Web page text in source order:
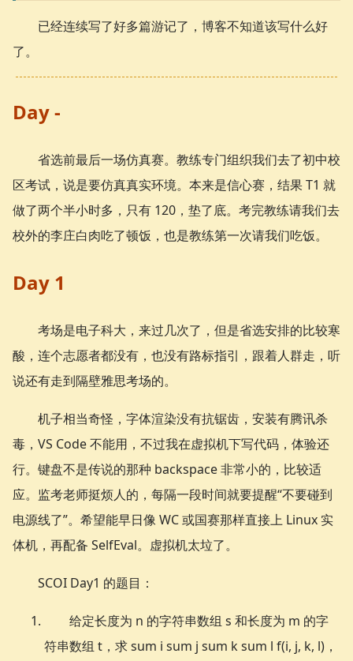
已经连续写了好多篇游记了，博客不知道该写什么好
了。
Day -
省选前最后一场仿真赛。教练专门组织我们去了初中校
区考试，说是要仿真真实环境。本来是信心赛，结果 T1 就
做了两个半小时多，只有 120，垫了底。考完教练请我们去
校外的李庄白肉吃了顿饭，也是教练第一次请我们吃饭。
Day 1
考场是电子科大，来过几次了，但是省选安排的比较寒
酸，连个志愿者都没有，也没有路标指引，跟着人群走，听
说还有走到隔壁雅思考场的。
机子相当奇怪，字体渲染没有抗锯齿，安装有腾讯杀
毒，VS Code 不能用，不过我在虚拟机下写代码，体验还
行。键盘不是传说的那种 backspace 非常小的，比较适
应。监考老师挺烦人的，每隔一段时间就要提醒“不要碰到
电源线了”。希望能早日像 WC 或国赛那样直接上 Linux 实
体机，再配备 SelfEval。虚拟机太垃了。
SCOI Day1 的题目：
给定长度为 n 的字符串数组 s 和长度为 m 的字
符串数组 t，求 sum i sum j sum k sum l f(i, j, k, l)，